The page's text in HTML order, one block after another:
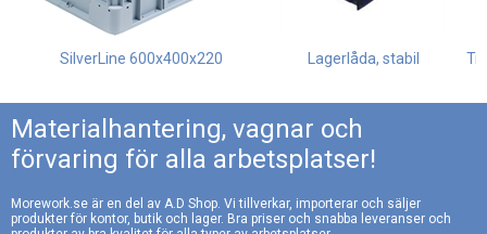
SilverLine 600x400x220 Lagerlåda, stabil
Materialhantering, vagnar och
förvaring för alla arbetsplatser!
Morework.se är en del av A.D Shop. Vi tillverkar, importerar och säljer
produkter för kontor, butik och lager. Bra priser och snabba leveranser och